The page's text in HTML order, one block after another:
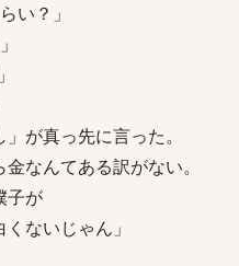
い？」
が真っ先に言った。
なんてある訳がない。
子が
ないじゃん」